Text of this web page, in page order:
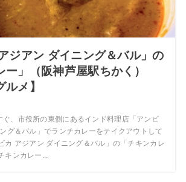
ジアン ダイニング＆バル」の
ー」（阪神芦屋駅ちかく）
ルメ】
ぐ、市役所の東側にあるインド料理店「アンビ
グ＆バル」でランチカレーをテイクアウトして
カ アジアン ダイニング＆バル」の「チキンカレ
キンカレー...